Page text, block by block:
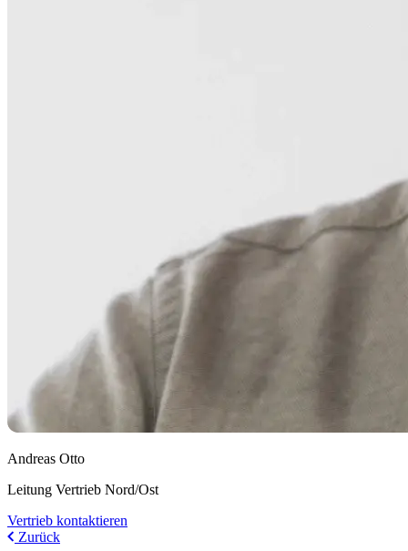
Andreas Otto
Leitung Vertrieb Nord/Ost
Vertrieb kontaktieren
Zurück